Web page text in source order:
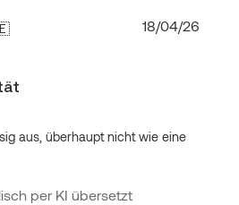
aus, überhaupt nicht wie eine
per KI übersetzt
18/04/26